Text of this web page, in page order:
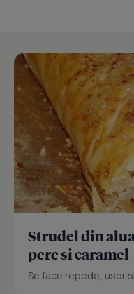
Strudel din
pere si caramel
Se face repede, usor